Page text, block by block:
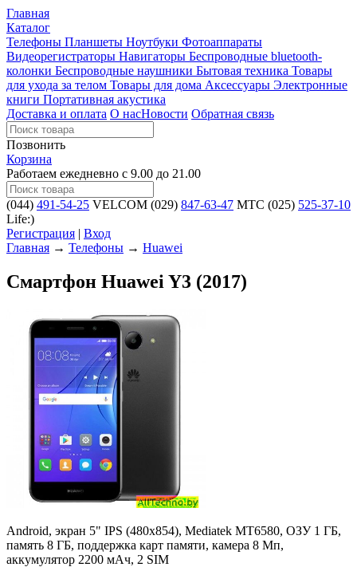
Главная
Каталог
Телефоны Планшеты Ноутбуки Фотоаппараты
Видеорегистраторы Навигаторы Беспроводные bluetooth-
колонки Беспроводные наушники Бытовая техника Товары
для ухода за телом Товары для дома Аксессуары Электронные
книги Портативная акустика
Доставка и оплата О насНовости Обратная связь
Позвонить
Корзина
Работаем ежедневно с 9.00 до 21.00
(044) 491-54-25 VELCOM (029) 847-63-47 MTC (025) 525-37-10
Life:)
Регистрация | Вход
Главная → Телефоны → Huawei
Смартфон Huawei Y3 (2017)
Android, экран 5" IPS (480x854), Mediatek MT6580, ОЗУ 1 ГБ,
память 8 ГБ, поддержка карт памяти, камера 8 Мп,
аккумулятор 2200 мАч, 2 SIM